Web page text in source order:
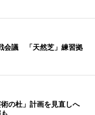
会議 「天然芝」練習拠
の杜」計画を見直しへ